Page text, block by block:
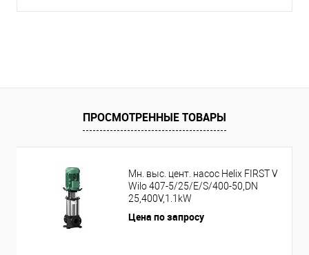
ПРОСМОТРЕННЫЕ ТОВАРЫ
Мн. выс. цент. насос Helix FIRST V
Wilo 407-5/25/E/S/400-50,DN
25,400V,1.1kW
Цена по запросу